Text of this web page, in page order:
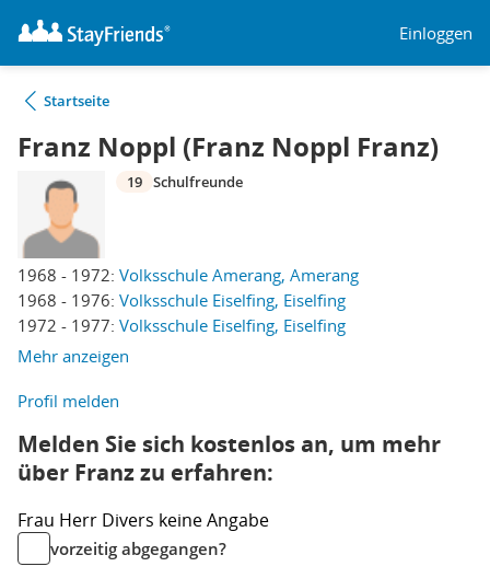
Einloggen
Startseite
Franz Noppl (Franz Noppl Franz)
1968 - 1972: Volksschule Amerang, Amerang
1968 - 1976: Volksschule Eiselfing, Eiselfing
1972 - 1977: Volksschule Eiselfing, Eiselfing
Mehr anzeigen
19 Schulfreunde
Profil melden
Melden Sie sich kostenlos an, um mehr
über Franz zu erfahren:
Frau Herr Divers keine Angabe
vorzeitig abgegangen?